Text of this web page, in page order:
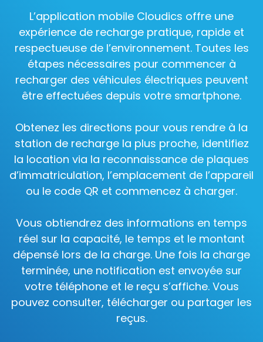
L’application mobile Cloudics offre une
expérience de recharge pratique, rapide et
respectueuse de l’environnement. Toutes les
étapes nécessaires pour commencer à
recharger des véhicules électriques peuvent
être effectuées depuis votre smartphone.
Obtenez les directions pour vous rendre à la
station de recharge la plus proche, identifiez
la location via la reconnaissance de plaques
d’immatriculation, l’emplacement de l’appareil
ou le code QR et commencez à charger.
Vous obtiendrez des informations en temps
réel sur la capacité, le temps et le montant
dépensé lors de la charge. Une fois la charge
terminée, une notification est envoyée sur
votre téléphone et le reçu s’affiche. Vous
pouvez consulter, télécharger ou partager les
reçus.